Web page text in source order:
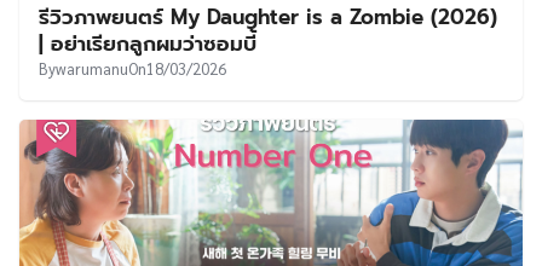
รีวิวภาพยนตร์ My Daughter is a Zombie (2026)
| อย่าเรียกลูกผมว่าซอมบี้
BywarumanuOn18/03/2026